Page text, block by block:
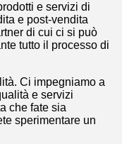
e servizi di
e post-vendita
di cui ci si può
tutto il processo di
Ci impegniamo a
e servizi
che fate sia
sperimentare un